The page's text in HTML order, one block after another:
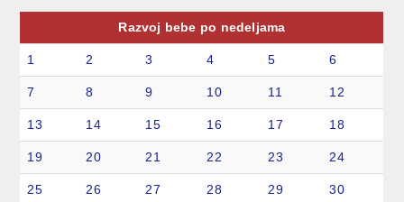
Razvoj bebe po nedeljama
1 2 3 4 5 6
7 8 9 10 11 12
13 14 15 16 17 18
19 20 21 22 23 24
25 26 27 28 29 30